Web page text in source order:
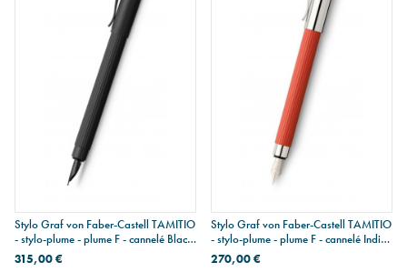
Stylo Graf von Faber-Castell TAMITIO
- stylo-plume - plume F - cannelé Black
Edition
315,00 €
Stylo Graf von Faber-Castell TAMITIO
- stylo-plume - plume F - cannelé India
Red
270,00 €